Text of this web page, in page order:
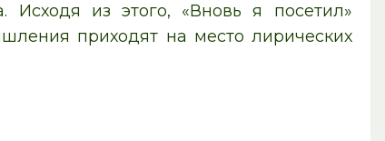
Исходя из этого, «Вновь я посетил»
приходят на место лирических